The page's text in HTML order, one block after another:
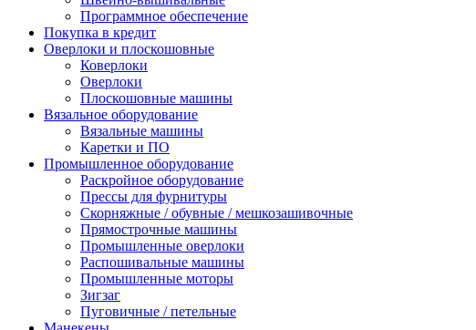
Программное обеспечение
Покупка в кредит
Оверлоки и плоскошовные
Коверлоки
Оверлоки
Плоскошовные машины
Вязальное оборудование
Вязальные машины
Каретки и ПО
Промышленное оборудование
Раскройное оборудование
Прессы для фурнитуры
Скорняжные / обувные / мешкозашивочные
Прямострочные машины
Промышленные оверлоки
Распошивальные машины
Промышленные моторы
Зигзаг
Пуговичные / петельные